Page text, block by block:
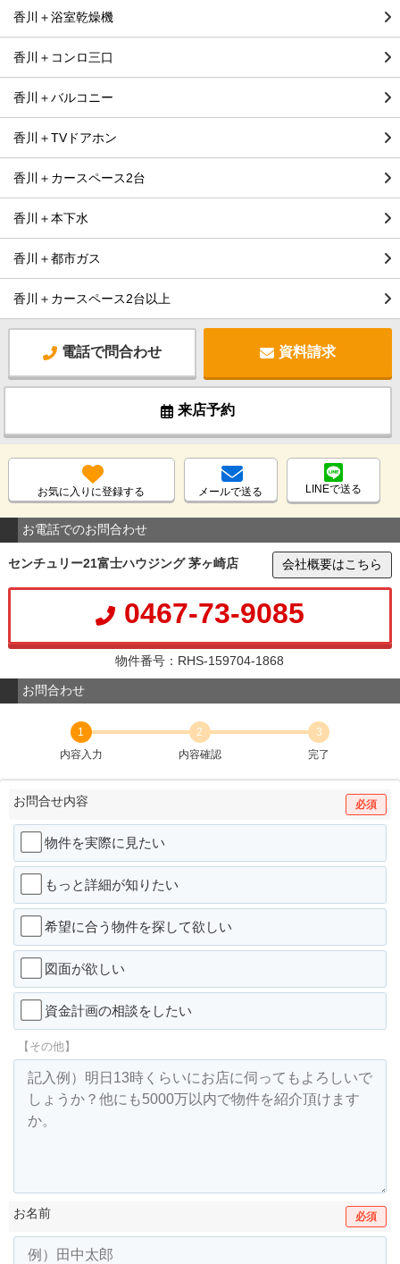
香川＋浴室乾燥機
香川＋コンロ三口
香川＋バルコニー
香川＋TVドアホン
香川＋カースペース2台
香川＋本下水
香川＋都市ガス
香川＋カースペース2台以上
電話で問合わせ 資料請求
来店予約
お気に入りに登録する メールで送る LINEで送る
お電話でのお問合わせ
センチュリー21富士ハウジング 茅ヶ崎店 会社概要はこちら
0467-73-9085
物件番号：RHS-159704-1868
お問合わせ
1
内容入力
2
内容確認
3
完了
お問合せ内容 必須
物件を実際に見たい
もっと詳細が知りたい
希望に合う物件を探して欲しい
図面が欲しい
資金計画の相談をしたい
【その他】
お名前 必須